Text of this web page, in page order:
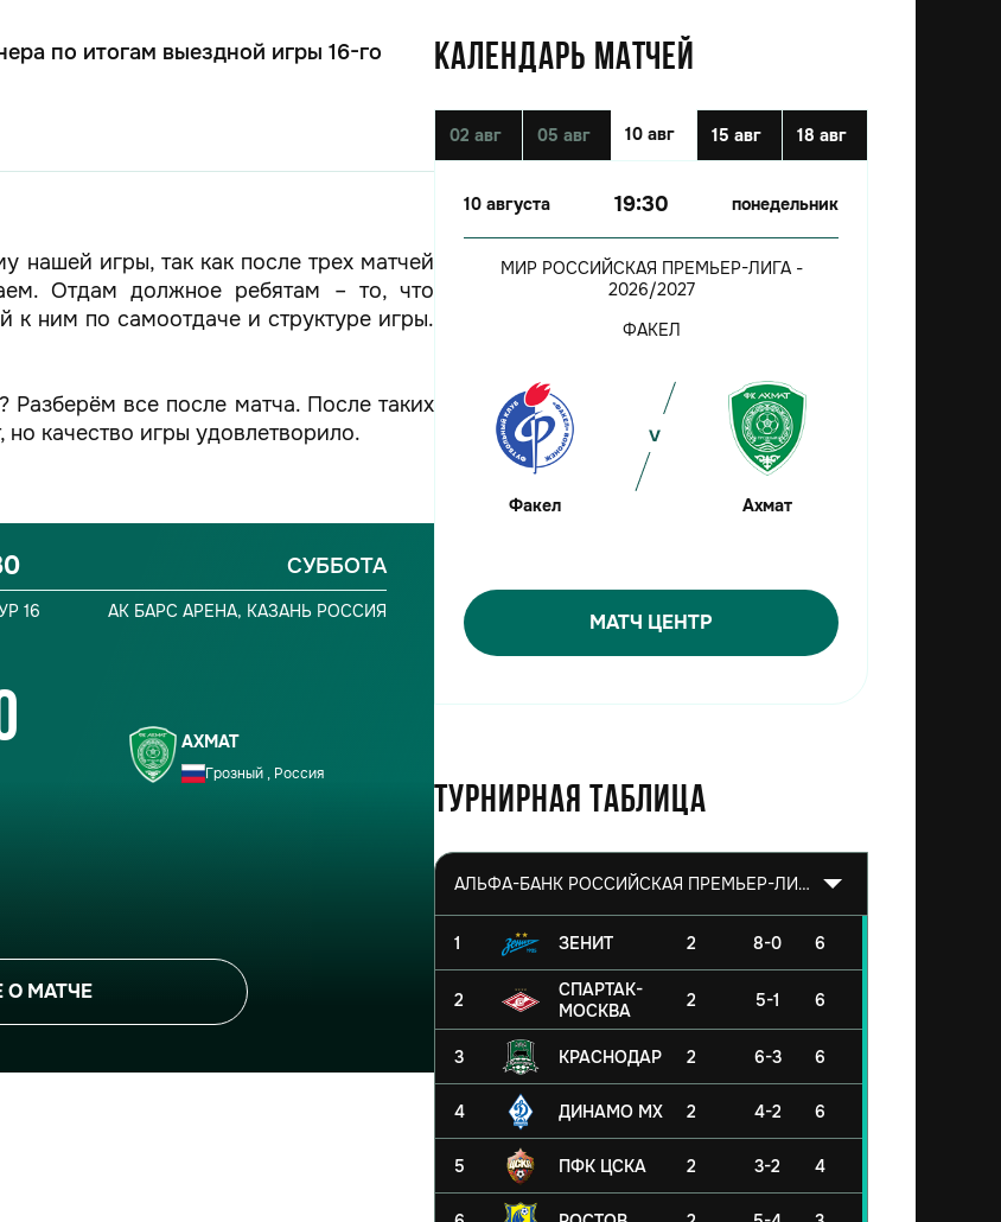
КАЛЕНДАРЬ МАТЧЕЙ
02 авг 05 авг 10 авг 15 авг 18 авг
10 августа 19:30 понедельник
МИР РОССИЙСКАЯ ПРЕМЬЕР-ЛИГА -
2026/2027
ФАКЕЛ
Факел Ахмат
МАТЧ ЦЕНТР
Турнирная таблица
АЛЬФА-БАНК РОССИЙСКАЯ ПРЕМЬЕР-ЛИГА 2026/2027
1 ЗЕНИТ 2 8-0 6
2
СПАРТАК-
МОСКВА
2 5-1 6
3 КРАСНОДАР 2 6-3 6
4 ДИНАМО МХ 2 4-2 6
5 ПФК ЦСКА 2 3-2 4
по итогам выездной игры 16-го
нашей игры, так как после трех матчей
Отдам должное ребятам – то, что
к ним по самоотдаче и структуре игры.
все после матча. После таких
но качество игры удовлетворило.
СУББОТА
16 АК БАРС АРЕНА, КАЗАНЬ РОССИЯ
АХМАТ
Грозный , Россия
О МАТЧЕ